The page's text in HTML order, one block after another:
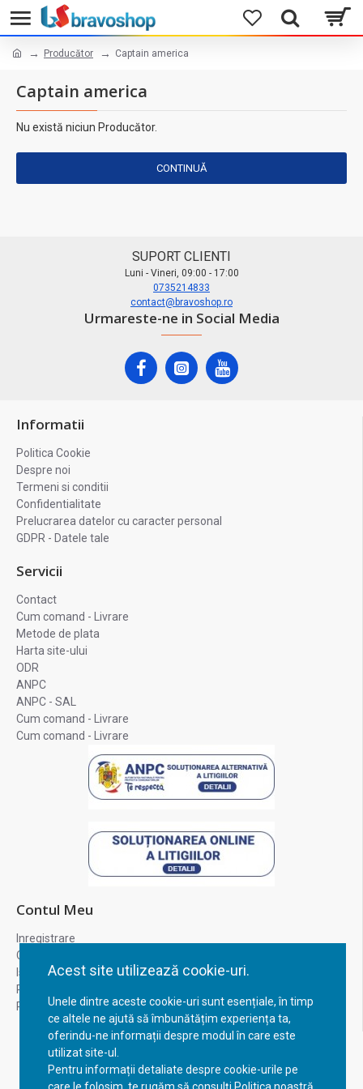
Acest site utilizează cookie-uri.
Unele dintre aceste cookie-uri sunt esențiale, în timp
ce altele ne ajută să îmbunătățim experiența ta,
oferindu-ne informații despre modul în care este
utilizat site-ul.
Pentru informații detaliate despre cookie-urile pe
Producător Captain america
Captain america
Nu există niciun Producător.
CONTINUĂ
SUPORT CLIENTI
Luni - Vineri, 09:00 - 17:00
0735214833
contact@bravoshop.ro
Urmareste-ne in Social Media
Informatii
Politica Cookie
Despre noi
Termeni si conditii
Confidentialitate
Prelucrarea datelor cu caracter personal
GDPR - Datele tale
Servicii
Contact
Cum comand - Livrare
Metode de plata
Harta site-ului
ODR
ANPC
ANPC - SAL
Cum comand - Livrare
Cum comand - Livrare
Contul Meu
Inregistrare
Contul meu
Istoric comenzi
Recuperare parola
Returnare produs